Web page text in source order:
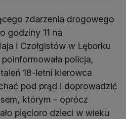
zdarzenia drogowego
godziny 11 na
i Czołgistów w Lęborku
policja,
18-letni kierowca
pod prąd i doprowadzić
którym - oprócz
pięcioro dzieci w wieku